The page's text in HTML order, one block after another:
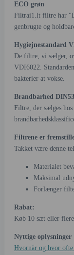
ECO grøn
Filtrai1.lt filtre har
genbrugte og
Hygiejnestandard
De filtre, vi sælger,
VDI6022.
bakterier at vokse.
Brandbarhed
Filtre, der sælges
Filtrene er
Takket være denne
Materialet
Maksimal
Forlænger
Rabat:
Køb 10 sæt eller
Nyttige oplysninger
Hvornår og hvor